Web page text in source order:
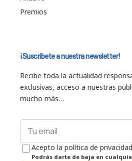
Premios
¡Suscríbete a nuestra newsletter!
Recibe toda la actualidad
exclusivas, acceso a nuestras
mucho más…
Acepto la política de
Podrás darte de baja en